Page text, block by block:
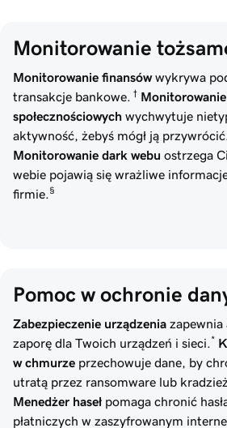
Monitorowanie
Monitorowanie finansówwykrywa
transakcje bankowe.
†
społecznościowych wychwytuje
aktywność, żebyś mógł ją przywrócić.
Monitorowanie dark webu ostrzega
webie pojawią się wrażliwe
firmie. §
Pomoc w ochronie
Zabezpieczenie urządzenia zapewnia
zaporę dla Twoich urządzeń i sieci. *
w chmurze przechowuje dane, by
utratą przez ransomware lub
Menedżer haseł pomaga chronić
płatniczych w zaszyfrowanym